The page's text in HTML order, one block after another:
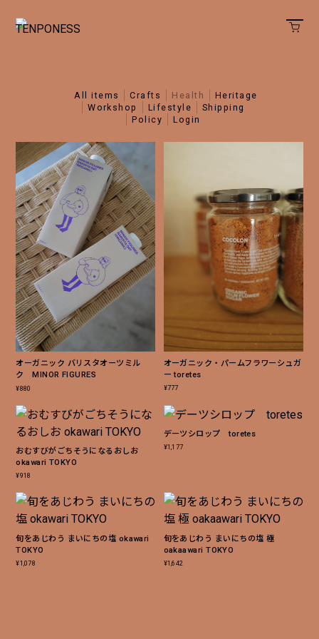
all items crafts health
heritage
workshop
lifestyle
shipping
policy
login
オーガニック バリスタオーツミル
ク MINOR FIGURES
¥880
オーガニック・パームフラワーシュガ
ー toretes
¥777
おむすびがごちそうになるおしお
okawari TOKYO
¥918
デーツシロップ toretes
¥1,177
旬をあじわう まいにちの塩 okawari
TOKYO
¥1,078
旬をあじわう まいにちの塩 極
oakaawari TOKYO
¥1,642
買い物を続ける 決済に進む